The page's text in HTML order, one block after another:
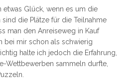
etwas Glück, wenn es um die
die Plätze für die Teilnahme
man den Anreiseweg in Kauf
bei mir schon als schwierig
halte ich jedoch die Erfahrung,
Wettbewerben sammeln durfte,